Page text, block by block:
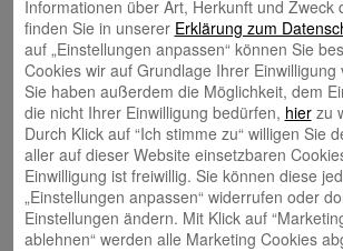
YouTube
Autoren
Tim Beling
Informationen über Art, Herkunft und Zweck
finden Sie in unserer Erklärung zum
auf „Einstellungen anpassen“ können Sie
Cookies wir auf Grundlage Ihrer
Sie haben außerdem die Möglichkeit, dem
die nicht Ihrer Einwilligung bedürfen, hierzu
Durch Klick auf “Ich stimme zu“ willigen Sie
aller auf dieser Website einsetzbaren
Einwilligung ist freiwillig. Sie können diese
„Einstellungen anpassen“ widerrufen oder
Einstellungen ändern. Mit Klick auf
ablehnen“ werden alle Marketing Cookies